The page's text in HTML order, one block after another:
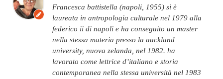
francesca battistella (napoli, 1955) si è
laureata in antropologia culturale nel 1979 alla
federico ii di napoli e ha conseguito un master
nella stessa materia presso la auckland
university, nuova zelanda, nel 1982. ha
lavorato come lettrice d’italiano e storia
contemporanea nella stessa università nel 1983